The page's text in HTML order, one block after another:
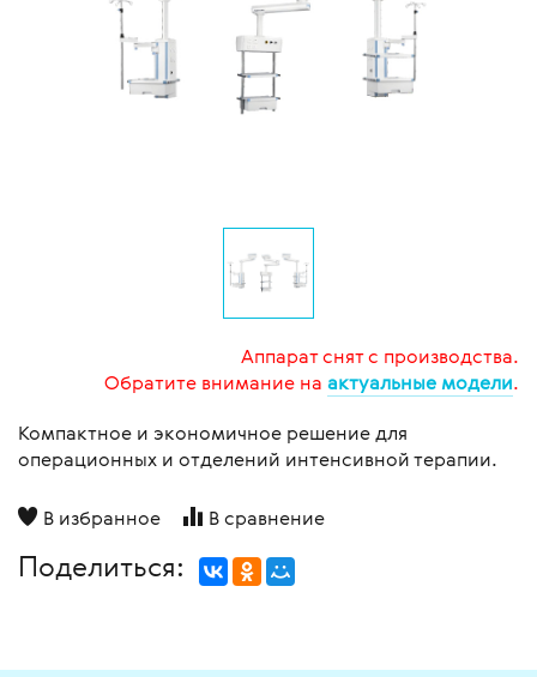
Аппарат снят с производства.
Обратите внимание на актуальные модели.
Компактное и экономичное решение для
операционных и отделений интенсивной терапии.
В избранное В сравнение
Поделиться: